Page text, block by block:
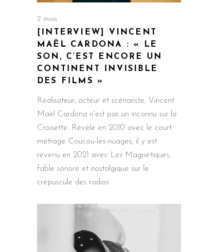
2 mois
[INTERVIEW] VINCENT
MAËL CARDONA : « LE
SON, C’EST ENCORE UN
CONTINENT INVISIBLE
DES FILMS »
Réalisateur, acteur et scénariste, Vincent
Maël Cardona n'est pas un inconnu sur la
Croisette. Révélé en 2010 avec le court
métrage Coucou-les-nuages, il y est
revenu en 2021 avec Les Magnétiques,
fable sonore et nostalgique sur le
crépuscule des radios